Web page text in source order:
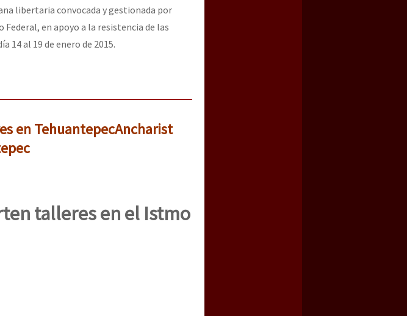
libertaria convocada y gestionada por
en apoyo a la resistencia de las
14 al 19 de enero de 2015.
en TehuantepecAncharist
talleres en el Istmo